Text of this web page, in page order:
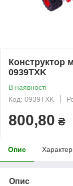
Конструктор
0939TXK
В наявності
Код: 0939TXK
800,80 ₴
Опис
Опис